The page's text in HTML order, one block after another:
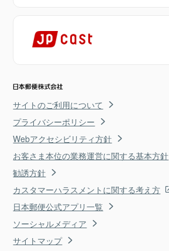
サイトのご利用について
プライバシーポリシー
Webアクセシビリティ方針
お客さま本位の業務運営に関する基本方針
勧誘方針
カスタマーハラスメントに関する考え方
日本郵便公式アプリ一覧
ソーシャルメディア
サイトマップ